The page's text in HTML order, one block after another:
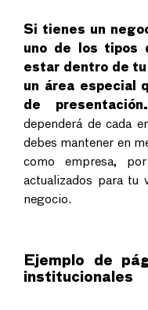
Si tienes un
uno de los tipos
estar dentro de
un área especial
de presentación.
dependerá de cada
debes mantener en
como empresa,
actualizados para tu
negocio.
Ejemplo de
institucionales